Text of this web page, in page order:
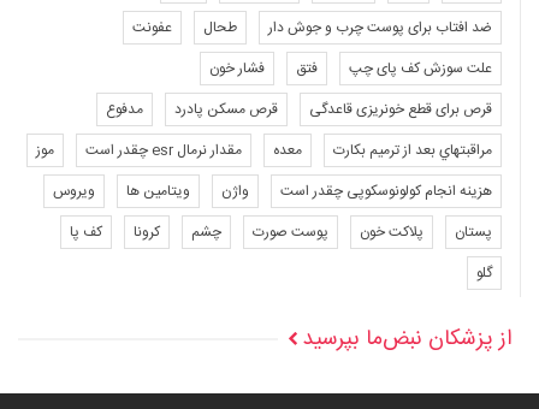
ضد افتاب برای پوست چرب و جوش دار
طحال
عفونت
علت سوزش کف پای چپ
فتق
فشار خون
قرص برای قطع خونریزی قاعدگی
قرص مسکن پادرد
مدفوع
مراقبتهاي بعد از ترميم بكارت
معده مقدار نرمال esr چقدر است
موز
هزینه انجام کولونوسکوپی چقدر است
واژن ویتامین ها
ویروس
پستان
پلاکت خون پوست صورت چشم کرونا
کف پا
گلو
از پزشکان نبض‌ما بپرسید